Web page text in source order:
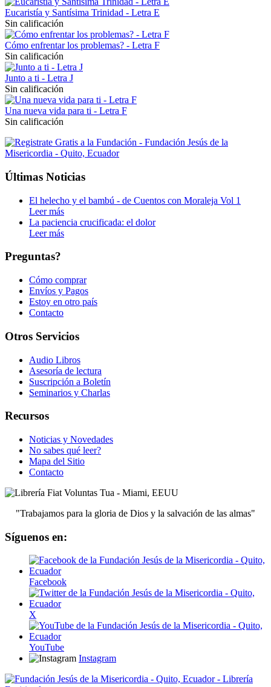
Eucaristía y Santísima Trinidad - Letra E
Sin calificación
Cómo enfrentar los problemas? - Letra F
Sin calificación
Junto a ti - Letra J
Sin calificación
Una nueva vida para ti - Letra F
Sin calificación
Últimas Noticias
El helecho y el bambú - de Cuentos con Moraleja Vol 1
Leer más
La paciencia crucificada: el dolor
Leer más
Preguntas?
Cómo comprar
Envíos y Pagos
Estoy en otro país
Contacto
Otros Servicios
Audio Libros
Asesoría de lectura
Suscripción a Boletín
Seminarios y Charlas
Recursos
Noticias y Novedades
No sabes qué leer?
Mapa del Sitio
Contacto
"Trabajamos para la gloria de Dios y la salvación de las almas"
Síguenos en:
Facebook
X
YouTube
Instagram